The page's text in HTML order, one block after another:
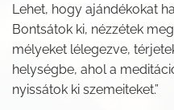
Lehet, hogy ajándékokat
Bontsátok ki, nézzétek
mélyeket lélegezve,
helységbe, ahol a
nyissátok ki szemeiteket.”